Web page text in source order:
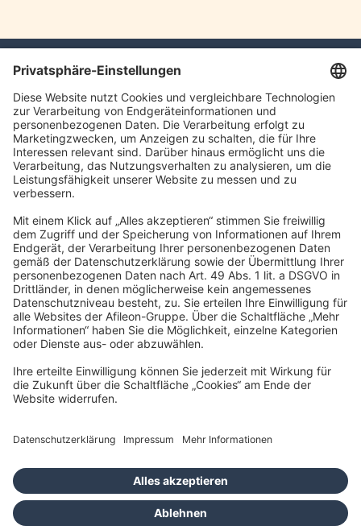
TAXFBA GmbH
Gasstraße 18, Haus 6a
22761 Hamburg
info@taxfba.de
Impressum
Datenschutz
Barrierefreiheit
Cookies